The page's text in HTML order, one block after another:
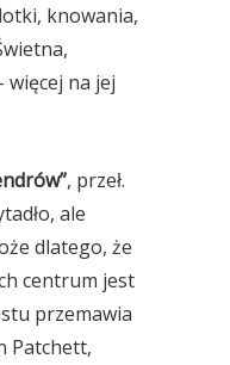
knowania,
więcej na jej
, przeł.
ale
dlatego, że
centrum jest
przemawia
Patchett,